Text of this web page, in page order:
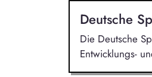
Deutsche
Die Deutsche
Entwicklungs-